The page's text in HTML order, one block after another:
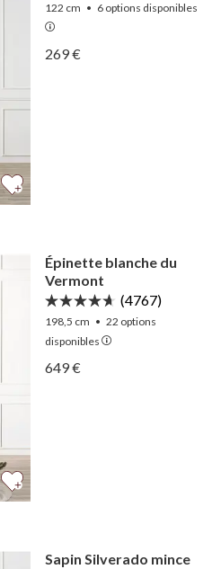
122 cm • 6 options disponibles
Afficher Sapin des Alpes —
Afficher Sapin des Alpes —
269 €
Épinette blanche du
Vermont
(4767)
198,5 cm • 22 options
disponibles
Afficher Épinette blanche
Afficher Épinette blanche
649 €
Sapin Silverado mince